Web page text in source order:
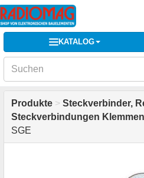
KATALOG
Produkte > Steckverbinder,
Steckverbindungen Klemmen
SGE